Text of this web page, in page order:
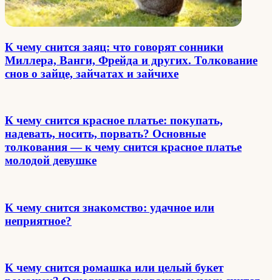
К чему снится заяц: что говорят сонники
Миллера, Ванги, Фрейда и других. Толкование
снов о зайце, зайчатах и зайчихе
К чему снится красное платье: покупать,
надевать, носить, порвать? Основные
толкования — к чему снится красное платье
молодой девушке
К чему снится знакомство: удачное или
неприятное?
К чему снится ромашка или целый букет